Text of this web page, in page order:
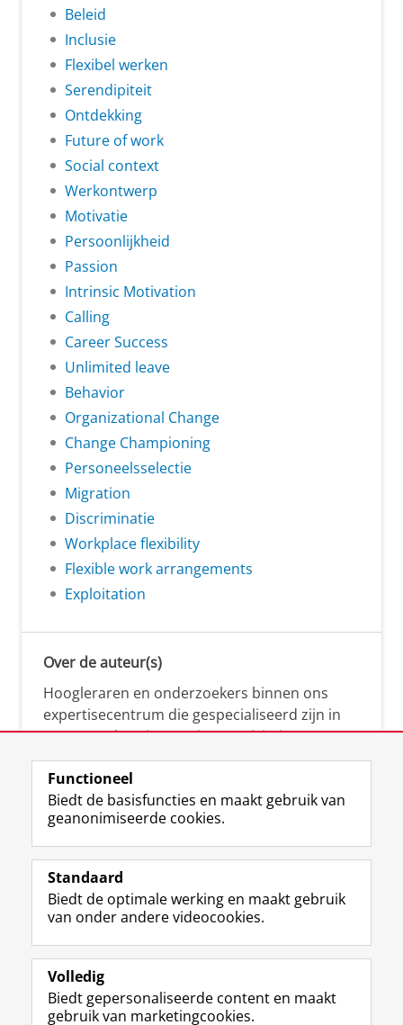
Beleid
Inclusie
Flexibel werken
Serendipiteit
Ontdekking
Future of work
Social context
Werkontwerp
Motivatie
Persoonlijkheid
Passion
Intrinsic Motivation
Calling
Career Success
Unlimited leave
Behavior
Organizational Change
Change Championing
Personeelsselectie
Migration
Discriminatie
Workplace flexibility
Flexible work arrangements
Exploitation
Over de auteur(s)
Hoogleraren en onderzoekers binnen ons
expertisecentrum die gespecialiseerd zijn in
samenwerken, innovatie, creativiteit,
diversiteit, leiderschap en ethisch gedrag.
Over deze blog
Via deze blog vertalen onze experts hun
(actuele) wetenschappelijke kennis naar
praktische, heldere en toegankelijke inzichten.
Functioneel
Biedt de basisfuncties en maakt gebruik van
geanonimiseerde cookies.
Standaard
Biedt de optimale werking en maakt gebruik
van onder andere videocookies.
Volledig
Biedt gepersonaliseerde content en maakt
gebruik van marketingcookies.